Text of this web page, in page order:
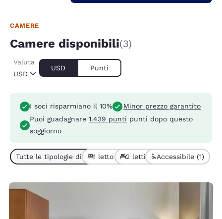
CAMERE
Camere disponibili(3)
USD
Valuta
USD Punti
I soci risparmiano il 10%
Minor prezzo garantito
Puoi guadagnare 1.439 punti punti dopo questo
soggiorno
Tutte le tipologie di camera (3)
1 letto (1) 2 letti (2)Accessibile (1)